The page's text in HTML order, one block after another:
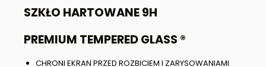
SZKŁO HARTOWANE 9H
PREMIUM TEMPERED GLASS ®
CHRONI EKRAN PRZED ROZBICIEM I ZARYSOWANIAMI